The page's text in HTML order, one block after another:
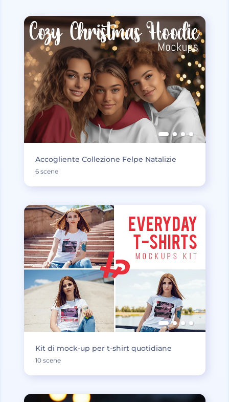
Accogliente Collezione Felpe Natalizie
6 scene
Kit di mock-up per t-shirt quotidiane
10 scene